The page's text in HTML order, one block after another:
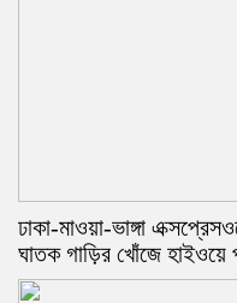
ঢাকা-মাওয়া-ভাঙ্গা
ঘাতক গাড়ির খোঁজে হাইওয়ে